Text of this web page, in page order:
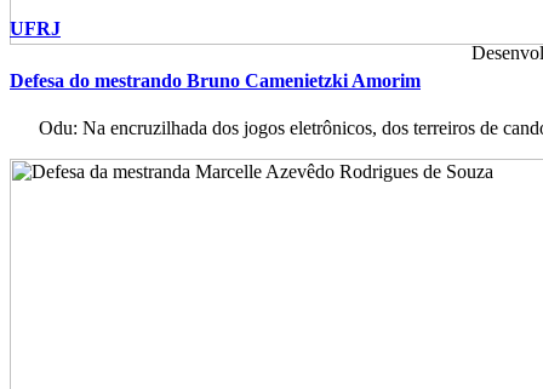
Defesa do mestrando Bruno Camenietzki Amorim
Odu: Na encruzilhada dos jogos eletrônicos, dos terreiros de
UFRJ